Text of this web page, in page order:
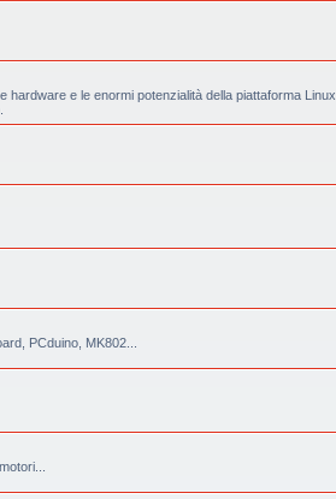
e le enormi potenzialità della piattaforma Linux
PCduino, MK802...